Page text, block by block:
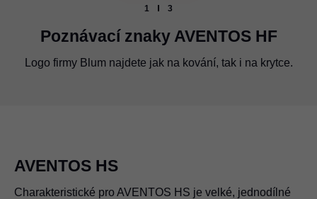
1 3
Poznávací znaky AVENTOS HF
Logo firmy Blum najdete jak na kování, tak i na krytce.
Logo firmy Blum je umístěno na teleskopu.
Logo firmy Blum musí být uloženo vždy na těchto
AVENTOS HS
Charakteristické pro AVENTOS HS je velké, jednodílné